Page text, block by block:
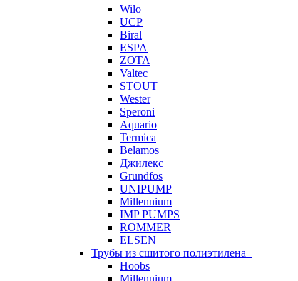
Wilo
UCP
Biral
ESPA
ZOTA
Valtec
STOUT
Wester
Speroni
Aquario
Termica
Belamos
Джилекс
Grundfos
UNIPUMP
Millennium
IMP PUMPS
ROMMER
ELSEN
Трубы из сшитого полиэтилена
Hoobs
Millennium